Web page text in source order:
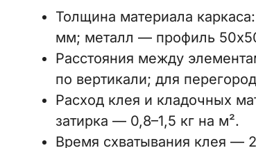
Толщина материала
мм; металл — профиль
Расстояния между
по вертикали; для
Расход клея и кладочных
затирка — 0,8–1,5 кг на м².
Время схватывания клея —